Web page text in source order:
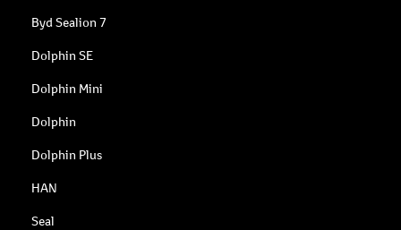
Byd Sealion 7
Dolphin SE
Dolphin Mini
Dolphin
Dolphin Plus
HAN
Seal